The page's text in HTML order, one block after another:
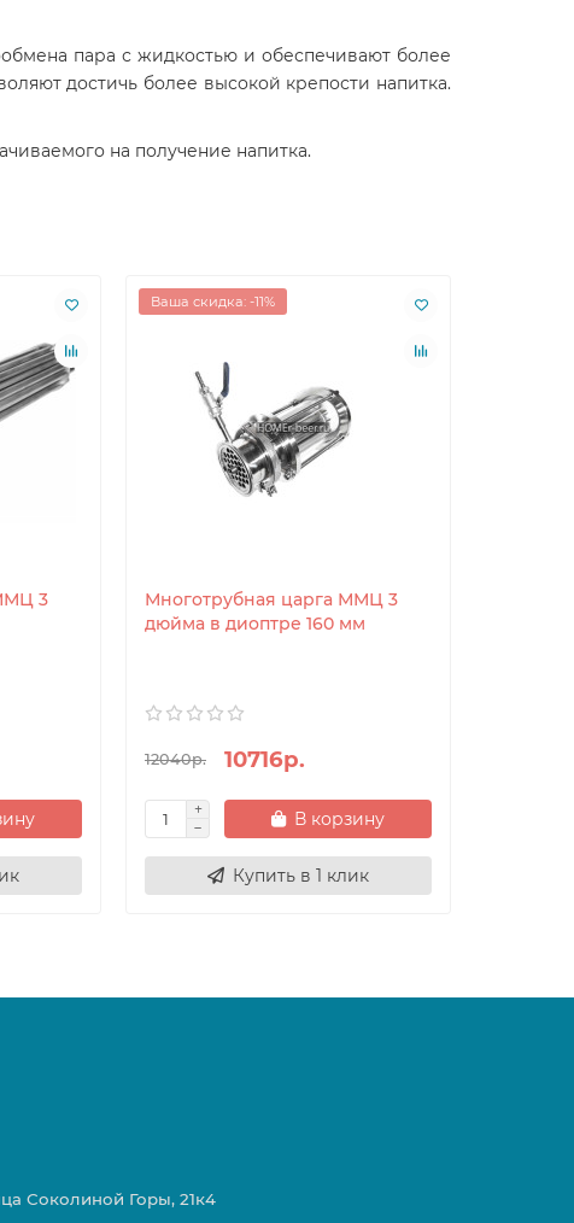
пара с жидкостью и обеспечивают более
достичь более высокой крепости напитка.
на получение напитка.
3
Ваша скидка: -11%
Многотрубная царга ММЦ 3
дюйма в диоптре 160 мм
12040р. 10716р.
В корзину
Купить в 1 клик
Соколиной Горы, 21к4